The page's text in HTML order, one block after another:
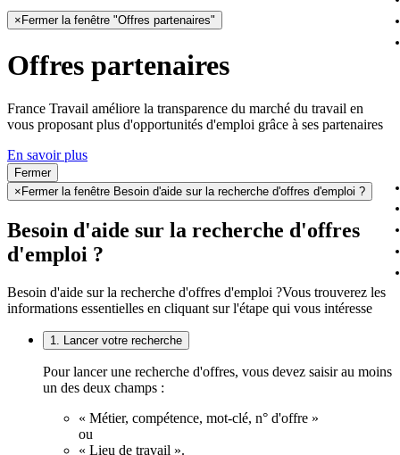
× Fermer la fenêtre "Offres partenaires"
Offres partenaires
France Travail améliore la transparence du marché du travail en
vous proposant plus d'opportunités d'emploi grâce à ses partenaires
En savoir plus
Fermer
× Fermer la fenêtre Besoin d'aide sur la recherche d'offres d'emploi ?
Besoin d'aide sur la recherche d'offres
d'emploi ?
Besoin d'aide sur la recherche d'offres d'emploi ?Vous trouverez les
informations essentielles en cliquant sur l'étape qui vous intéresse
1. Lancer votre recherche
Pour lancer une recherche d'offres, vous devez saisir au moins
un des deux champs :
« Métier, compétence, mot-clé, n° d'offre »
ou
« Lieu de travail ».